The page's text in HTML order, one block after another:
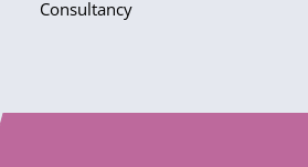
Consultancy